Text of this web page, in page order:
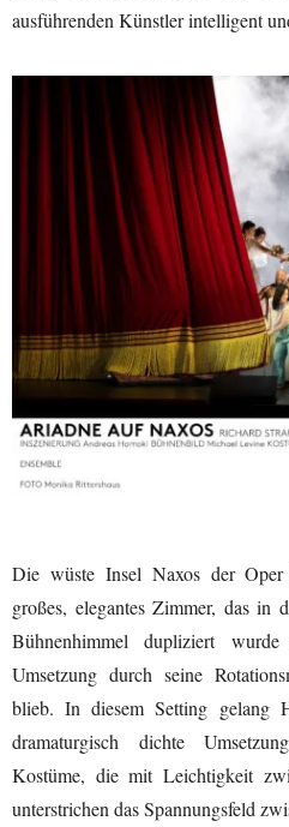
ausführenden Künstler intelligent
Die wüste Insel Naxos der
großes, elegantes Zimmer, das in
Bühnenhimmel dupliziert
Umsetzung durch seine
blieb. In diesem Setting gelang
dramaturgisch dichte
Kostüme, die mit Leichtigkeit
unterstrichen das Spannungsfeld